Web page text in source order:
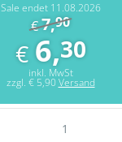
Sale endet 11.08.2026
€7,90
€ 6,30
inkl. MwSt
zzgl. € 5,90 Versand